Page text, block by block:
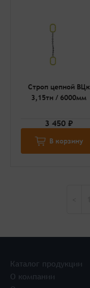
Строп цепной ВЦк
3,15тн / 6000мм
3 450 ₽
В корзину
Каталог продукции
О компании